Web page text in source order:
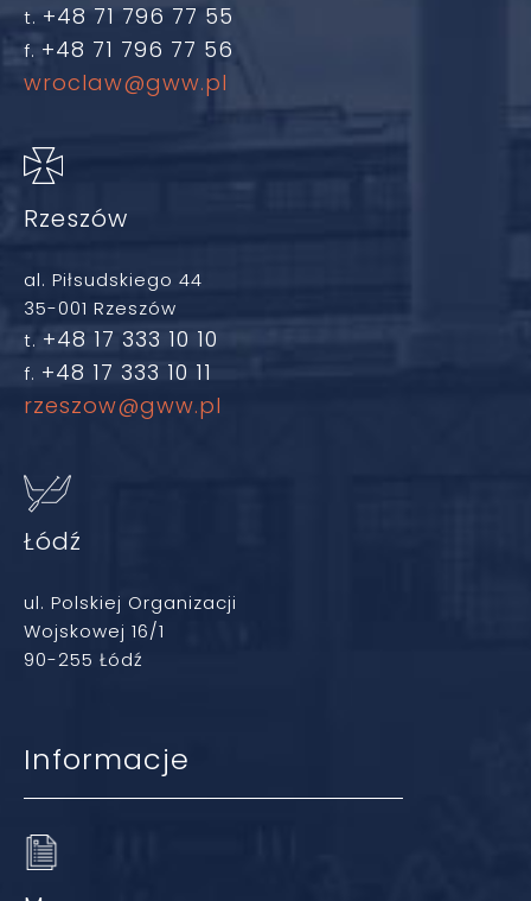
t. +48 71 796 77 55
f. +48 71 796 77 56
wroclaw@gww.pl
Rzeszów
al. Piłsudskiego 44
35-001 Rzeszów
t. +48 17 333 10 10
f. +48 17 333 10 11
rzeszow@gww.pl
Łódź
ul. Polskiej Organizacji
Wojskowej 16/1
90-255 Łódź
Informacje